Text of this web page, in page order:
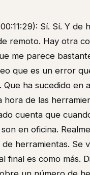
Sí. Sí. Y de
remoto. Hay otra
me parece
que es un error
Que ha sucedido en
hora de las
cuenta que
en oficina.
herramientas. Se
final es como más.